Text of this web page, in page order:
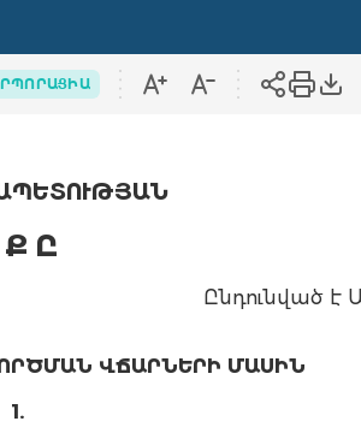
Ը
Ընդունված է
ՎՃԱՐՆԵՐԻ ՄԱՍԻՆ
1.